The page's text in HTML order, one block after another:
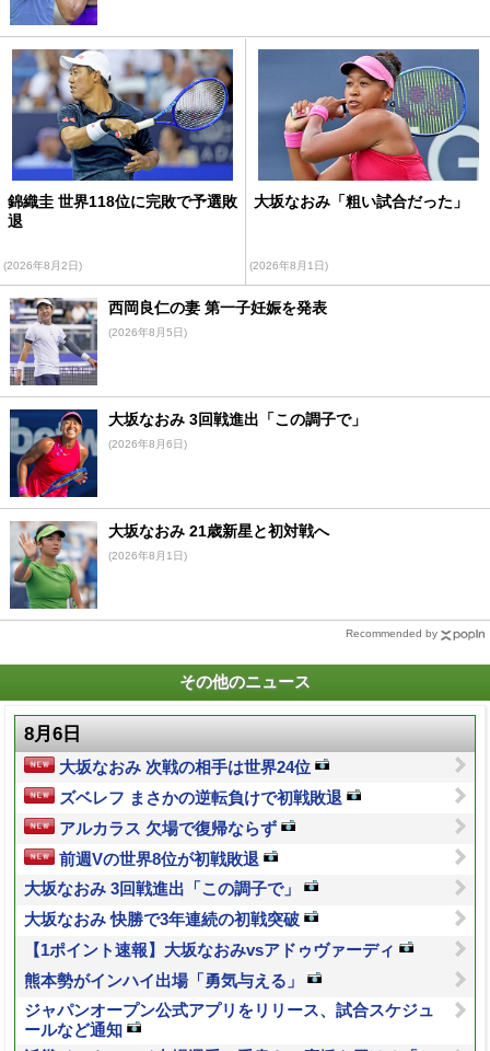
錦織圭 世界118位に完敗で予選敗
退
(2026年8月2日)
大坂なおみ「粗い試合だった」
(2026年8月1日)
西岡良仁の妻 第一子妊娠を発表
(2026年8月5日)
大坂なおみ 3回戦進出「この調子で」
(2026年8月6日)
大坂なおみ 21歳新星と初対戦へ
(2026年8月1日)
Recommended by
その他のニュース
8月6日
大坂なおみ 次戦の相手は世界24位
ズベレフ まさかの逆転負けで初戦敗退
アルカラス 欠場で復帰ならず
前週Vの世界8位が初戦敗退
大坂なおみ 3回戦進出「この調子で」
大坂なおみ 快勝で3年連続の初戦突破
【1ポイント速報】大坂なおみvsアドゥヴァーディ
熊本勢がインハイ出場「勇気与える」
ジャパンオープン公式アプリをリリース、試合スケジュ
ールなど通知